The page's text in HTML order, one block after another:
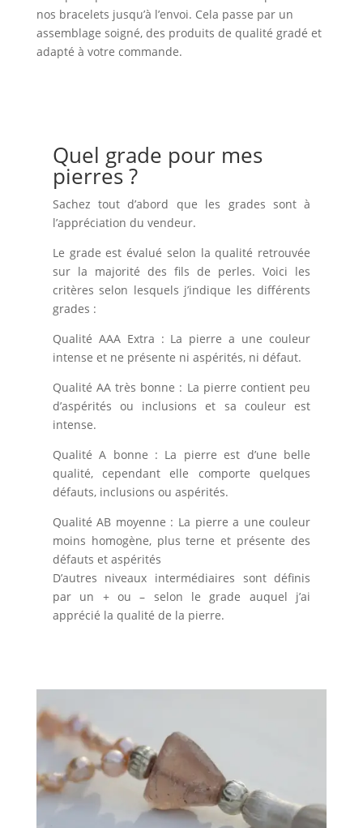
nos bracelets jusqu’à l’envoi. Cela passe par un
assemblage soigné, des produits de qualité gradé et
adapté à votre commande.
Quel grade pour mes
pierres ?
Sachez tout d’abord que les grades sont à
l’appréciation du vendeur.
Le grade est évalué selon la qualité retrouvée
sur la majorité des fils de perles. Voici les
critères selon lesquels j’indique les différents
grades :
Qualité AAA Extra : La pierre a une couleur
intense et ne présente ni aspérités, ni défaut.
Qualité AA très bonne : La pierre contient peu
d’aspérités ou inclusions et sa couleur est
intense.
Qualité A bonne : La pierre est d’une belle
qualité, cependant elle comporte quelques
défauts, inclusions ou aspérités.
Qualité AB moyenne : La pierre a une couleur
moins homogène, plus terne et présente des
défauts et aspérités
D’autres niveaux intermédiaires sont définis
par un + ou – selon le grade auquel j’ai
apprécié la qualité de la pierre.